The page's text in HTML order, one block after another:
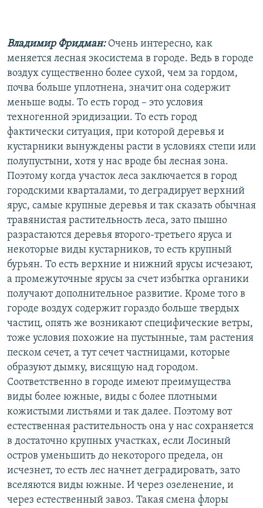
Владимир Фридман: Очень интересно, как
меняется лесная экосистема в городе. Ведь в городе
воздух существенно более сухой, чем за гордом,
почва больше уплотнена, значит она содержит
меньше воды. То есть город – это условия
техногенной эридизации. То есть город
фактически ситуация, при которой деревья и
кустарники вынуждены расти в условиях степи или
полупустыни, хотя у нас вроде бы лесная зона.
Поэтому когда участок леса заключается в город
городскими кварталами, то деградирует верхний
ярус, самые крупные деревья и так сказать обычная
травянистая растительность леса, зато пышно
разрастаются деревья второго-третьего яруса и
некоторые виды кустарников, то есть крупный
бурьян. То есть верхние и нижний ярусы исчезают,
а промежуточные ярусы за счет избытка органики
получают дополнительное развитие. Кроме того в
городе воздух содержит гораздо больше твердых
частиц, опять же возникают специфические ветры,
тоже условия похожие на пустынные, там растения
песком сечет, а тут сечет частницами, которые
образуют дымку, висящую над городом.
Соответственно в городе имеют преимущества
виды более южные, виды с более плотными
кожистыми листьями и так далее. Поэтому вот
естественная растительность она у нас сохраняется
в достаточно крупных участках, если Лосиный
остров уменьшить до некоторого предела, он
исчезнет, то есть лес начнет деградировать, зато
вселяются виды южные. И через озеленение, и
через естественный завоз. Такая смена флоры